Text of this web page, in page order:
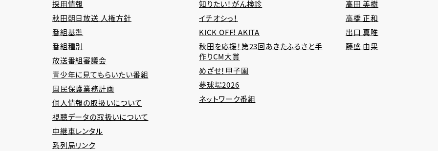
採用情報
秋田朝日放送 人権方針
番組基準
番組種別
放送番組審議会
青少年に見てもらいたい番組
国民保護業務計画
個人情報の取扱いについて
視聴データの取扱いについて
中継車レンタル
系列局リンク
知りたい！がん検診
イチオシっ！
KICK OFF! AKITA
秋田を応援！第23回あきたふるさと手
作りCM大賞
めざせ！甲子園
夢球場2026
ネットワーク番組
高田 美樹
高橋 正和
出口 真唯
藤盛 由果